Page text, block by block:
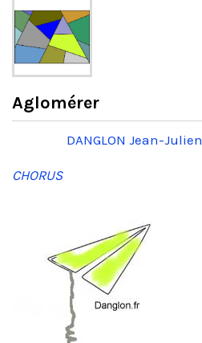
Aglomérer
DANGLON Jean-Julien
CHORUS